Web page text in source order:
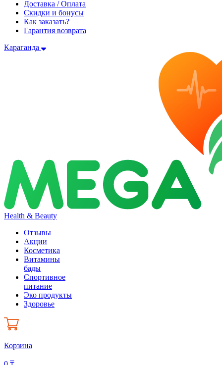
Доставка / Оплата
Скидки и бонусы
Как заказать?
Гарантия возврата
Караганда
Health & Beauty
Отзывы
Акции
Косметика
Витамины
бады
Спортивное
питание
Эко продукты
Здоровье
Корзина